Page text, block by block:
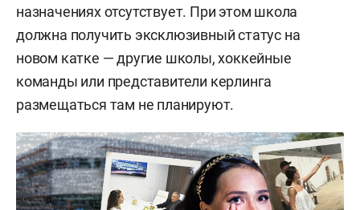
назначениях отсутствует. При этом школа
должна получить эксклюзивный статус на
новом катке — другие школы, хоккейные
команды или представители керлинга
размещаться там не планируют.